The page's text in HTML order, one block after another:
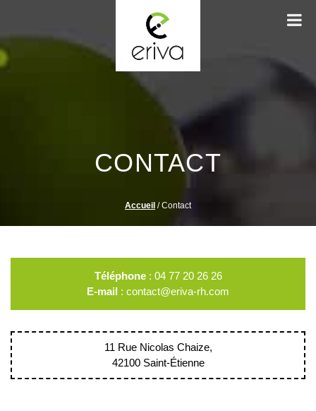
CONTACT
Accueil /Contact
Téléphone: 04 77 20 26 26
E-mail : contact@eriva-rh.com
11 Rue Nicolas Chaize,
42100 Saint-Étienne